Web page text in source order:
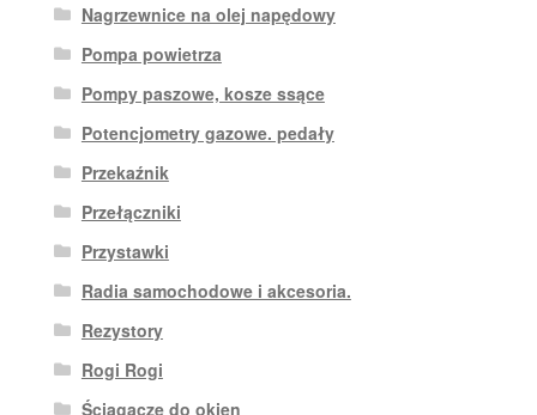
Nagrzewnice na olej napędowy
Pompa powietrza
Pompy paszowe, kosze ssące
Potencjometry gazowe. pedały
Przekaźnik
Przełączniki
Przystawki
Radia samochodowe i akcesoria.
Rezystory
Rogi Rogi
Ściągacze do okien